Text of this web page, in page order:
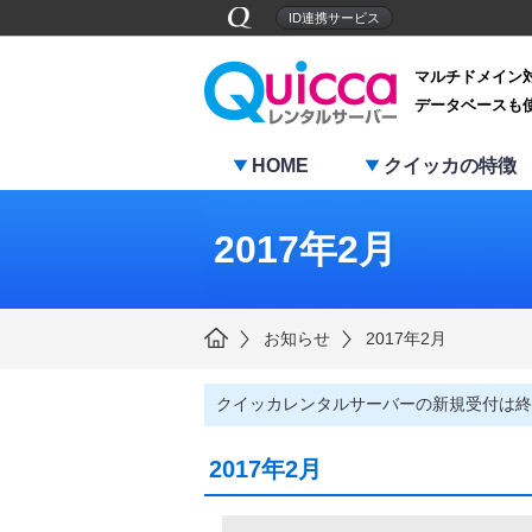
ID連携サービス
マルチドメイン
データベースも
HOME クイッカの特徴
2017年2月
お知らせ 2017年2月
クイッカレンタルサーバーの新規受付は
2017年2月